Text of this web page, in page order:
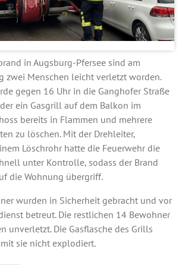
in Augsburg-Pfersee sind am
zwei Menschen leicht verletzt worden.
gegen 16 Uhr in die Ganghofer Straße
ein Gasgrill auf dem Balkon im
bereits in Flammen und mehrere
zu löschen. Mit der Drehleiter,
Löschrohr hatte die Feuerwehr die
unter Kontrolle, sodass der Brand
die Wohnung übergriff.
wurden in Sicherheit gebracht und vor
betreut. Die restlichen 14 Bewohner
unverletzt. Die Gasflasche des Grills
sie nicht explodiert.